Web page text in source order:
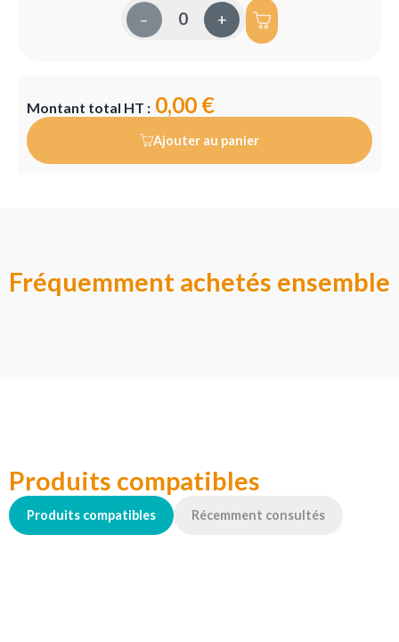
– +
Montant total HT : 0,00 €
Ajouter au panier
Fréquemment achetés ensemble
Produits compatibles
Produits compatibles Récemment consultés